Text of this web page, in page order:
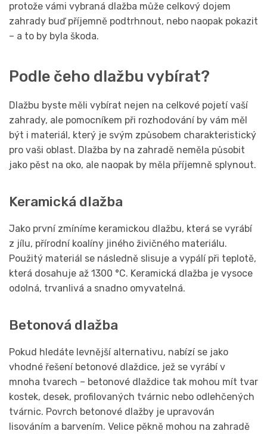
protože vámi vybraná dlažba může celkový dojem
zahrady buď příjemně podtrhnout, nebo naopak pokazit
– a to by byla škoda.
Podle čeho dlažbu vybírat?
Dlažbu byste měli vybírat nejen na celkové pojetí vaší
zahrady, ale pomocníkem při rozhodování by vám měl
být i materiál, který je svým způsobem charakteristický
pro vaši oblast. Dlažba by na zahradě neměla působit
jako pěst na oko, ale naopak by měla příjemně splynout.
Keramická dlažba
Jako první zmíníme keramickou dlažbu, která se vyrábí
z jílu, přírodní koalíny jiného živičného materiálu.
Použitý materiál se následně slisuje a vypálí při teplotě,
která dosahuje až 1300 °C. Keramická dlažba je vysoce
odolná, trvanlivá a snadno omyvatelná.
Betonová dlažba
Pokud hledáte levnější alternativu, nabízí se jako
vhodné řešení betonové dlaždice, jež se vyrábí v
mnoha tvarech – betonové dlaždice tak mohou mít tvar
kostek, desek, profilovaných tvárnic nebo odlehčených
tvárnic. Povrch betonové dlažby je upravován
lisováním a barvením. Velice pěkně mohou na zahradě